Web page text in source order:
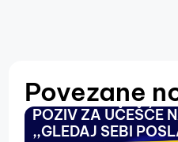
Povezane
POZIV ZA UČEŠĆE
,,GLEDAJ SEBI